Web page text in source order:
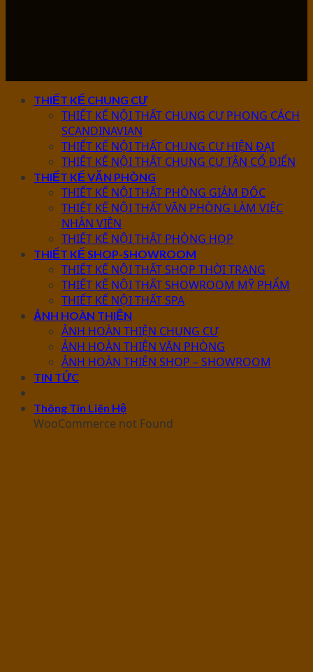
THIẾT KẾ CHUNG CƯ
THIẾT KẾ NỘI THẤT CHUNG CƯ PHONG CÁCH
SCANDINAVIAN
THIẾT KẾ NỘI THẤT CHUNG CƯ HIỆN ĐẠI
THIẾT KẾ NỘI THẤT CHUNG CƯ TÂN CỔ ĐIỂN
THIẾT KẾ VĂN PHÒNG
THIẾT KẾ NỘI THẤT PHÒNG GIÁM ĐỐC
THIẾT KẾ NỘI THẤT VĂN PHÒNG LÀM VIỆC
NHÂN VIÊN
THIẾT KẾ NỘI THẤT PHÒNG HỌP
THIẾT KẾ SHOP-SHOWROOM
THIẾT KẾ NỘI THẤT SHOP THỜI TRANG
THIẾT KẾ NỘI THẤT SHOWROOM MỸ PHẨM
THIẾT KẾ NỘI THẤT SPA
ẢNH HOÀN THIỆN
ẢNH HOÀN THIỆN CHUNG CƯ
ẢNH HOÀN THIỆN VĂN PHÒNG
ẢNH HOÀN THIỆN SHOP – SHOWROOM
TIN TỨC
Thông Tin Liên Hệ
WooCommerce not Found